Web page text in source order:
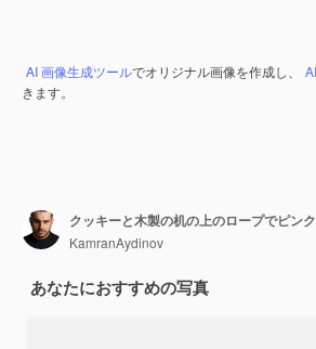
AI 画像生成ツールでオリジナル画像を作成し、
きます。
KamranAydinov
あなたにおすすめの写真